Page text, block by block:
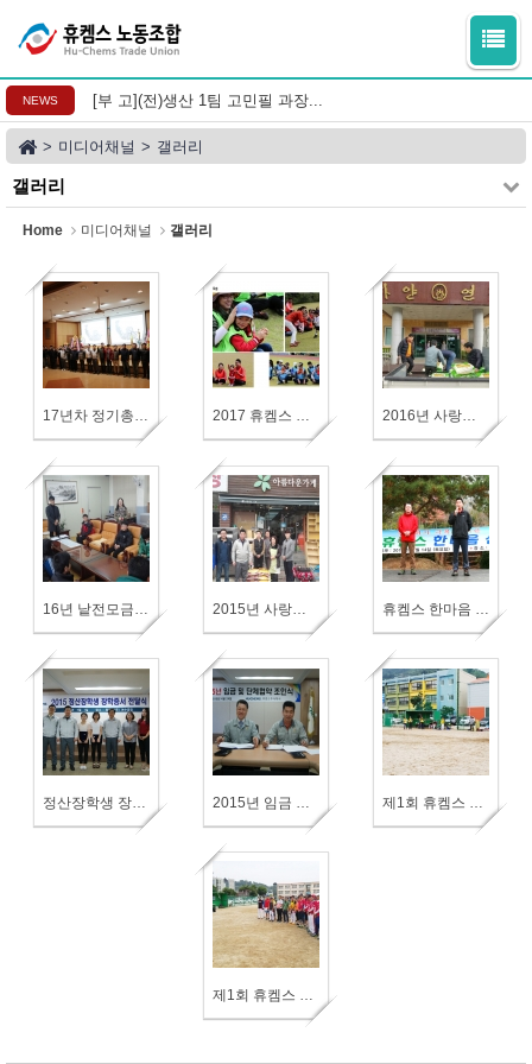
NEWS [부 고](전)생산 1팀 고민필 과장...
> 미디어채널 > 갤러리
갤러리
Home 미디어채널 갤러리
17년차 정기총회 및 정기 대의원대회 2017 휴켐스 한마음체육대회 2016년 사랑의 쌀 배달 행사
16년 낱전모금 전달 2015년 사랑의 쌀 배달 행사 휴켐스 한마음 산행대회
정산장학생 장학증서 전달식
제1회 휴켐스 여수공장 부서대항 소프트볼 대회 (3)